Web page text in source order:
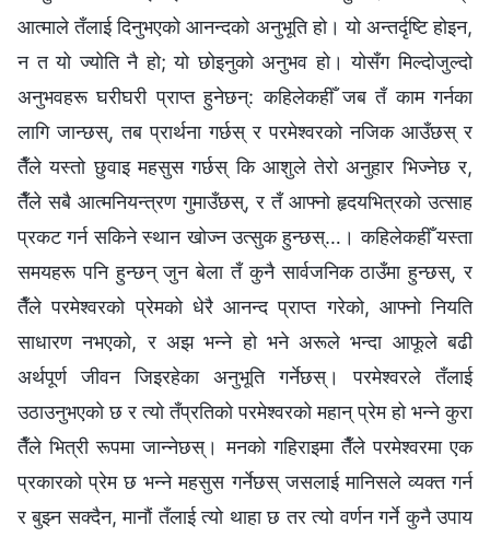
आत्माले तँलाई दिनुभएको आनन्दको अनुभूति हो। यो अन्तर्दृष्टि होइन,
न त यो ज्योति नै हो; यो छोइनुको अनुभव हो। योसँग मिल्दोजुल्दो
अनुभवहरू घरीघरी प्राप्त हुनेछन्: कहिलेकहीँ जब तँ काम गर्नका
लागि जान्छस्, तब प्रार्थना गर्छस् र परमेश्‍वरको नजिक आउँछस् र
तैँले यस्तो छुवाइ महसुस गर्छस् कि आशुले तेरो अनुहार भिज्नेछ र,
तैँले सबै आत्मनियन्त्रण गुमाउँछस्, र तँ आफ्नो हृदयभित्रको उत्साह
प्रकट गर्न सकिने स्थान खोज्‍न उत्सुक हुन्छस्…। कहिलेकहीँ यस्ता
समयहरू पनि हुन्छन् जुन बेला तँ कुनै सार्वजनिक ठाउँमा हुन्छस्, र
तैँले परमेश्‍वरको प्रेमको धेरै आनन्द प्राप्त गरेको, आफ्नो नियति
साधारण नभएको, र अझ भन्‍ने हो भने अरूले भन्दा आफूले बढी
अर्थपूर्ण जीवन जिइरहेका अनुभूति गर्नेछस्। परमेश्‍वरले तँलाई
उठाउनुभएको छ र त्यो तँप्रतिको परमेश्‍वरको महान् प्रेम हो भन्‍ने कुरा
तैँले भित्री रूपमा जान्‍नेछस्। मनको गहिराइमा तैँले परमेश्‍वरमा एक
प्रकारको प्रेम छ भन्‍ने महसुस गर्नेछस् जसलाई मानिसले व्यक्त गर्न
र बुझ्‍न सक्दैन, मानौं तँलाई त्यो थाहा छ तर त्यो वर्णन गर्ने कुनै उपाय